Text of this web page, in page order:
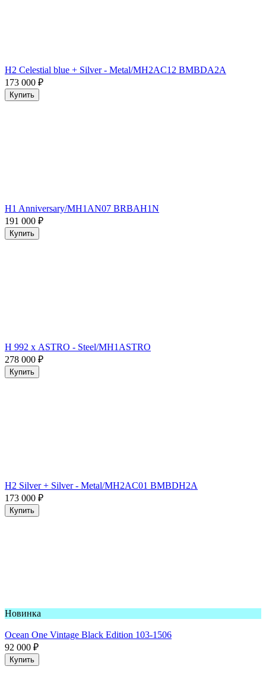
H2 Celestial blue + Silver - Metal/MH2AC12 BMBDA2A
173 000 ₽
Купить
H1 Anniversary/MH1AN07 BRBAH1N
191 000 ₽
Купить
H 992 х ASTRO - Steel/MH1ASTRO
278 000 ₽
Купить
H2 Silver + Silver - Metal/MH2AC01 BMBDH2A
173 000 ₽
Купить
Новинка
Ocean One Vintage Black Edition 103-1506
92 000 ₽
Купить